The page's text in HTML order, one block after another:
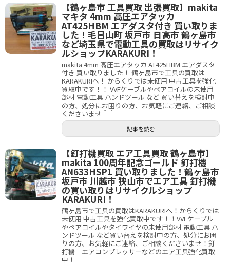
【鶴ヶ島市 工具買取 出張買取】makita
マキタ 4mm 高圧エアタッカ
AT425HBM エアダスタ付き 買い取りま
した！毛呂山町 坂戸市 日高市 鶴ヶ島市
など埼玉県で電動工具の買取はリサイク
ルショップKARAKURI！
makita 4mm 高圧エアタッカ AT425HBM エアダスタ
付き 買い取りました！ 鶴ヶ島市で工具の買取は
KARAKURIへ！ からくりでは未使用 中古工具を強化
買取中です！！ VVFケーブルやペアコイルの未使用
部材 電動工具 ハンドツール など 買い替えを検討中
の方、処分にお困りの方、お気軽にご連絡、ご相談
くださいませ＾＾
記事を読む
【釘打機買取 エア工具買取 鶴ヶ島市】
makita 100周年記念ゴールド 釘打機
AN633HSP1 買い取りました！鶴ヶ島市
坂戸市 川越市 狭山市でエア工具 釘打機
の買い取りはリサイクルショップ
KARAKURI！
鶴ヶ島市で工具の買取はKARAKURIへ！からくりでは
未使用 中古工具を強化買取中です！！VVFケーブル
やペアコイルやタイワイヤの未使用部材 電動工具 ハ
ンドツール など買い替えを検討中の方、処分にお困
りの方、お気軽にご連絡、ご相談くださいませ！釘
打機 エアコンプレッサーなどのエア工具強化買取
中！